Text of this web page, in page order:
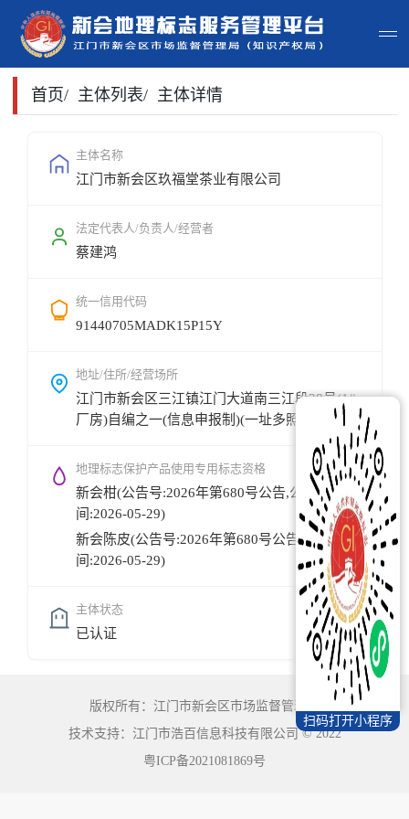
首页
政策法规
申请指南
地标地图
用户登录
首页/ 主体列表/ 主体详情
主体名称
江门市新会区玖福堂茶业有限公司
法定代表人/负责人/经营者
蔡建鸿
统一信用代码
91440705MADK15P15Y
地址/住所/经营场所
江门市新会区三江镇江门大道南三江段38号(1#
厂房)自编之一(信息申报制)(一址多照)
地理标志保护产品使用专用标志资格
新会柑(公告号:2026年第680号公告,公告时
间:2026-05-29)
新会陈皮(公告号:2026年第680号公告,公告时
间:2026-05-29)
主体状态
已认证
扫码打开小程序
版权所有：江门市新会区市场监督管理局
技术支持：江门市浩百信息科技有限公司©2022
粤ICP备2021081869号